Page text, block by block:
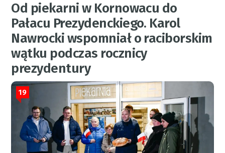
Od piekarni w Kornowacu do
Pałacu Prezydenckiego. Karol
Nawrocki wspomniał o raciborskim
wątku podczas rocznicy
prezydentury
19